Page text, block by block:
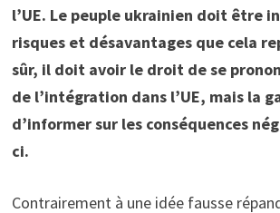
l’UE. Le peuple ukrainien doit être
risques et désavantages que cela
sûr, il doit avoir le droit de se
de l’intégration dans l’UE, mais la
d’informer sur les conséquences
ci.
Contrairement à une idée fausse